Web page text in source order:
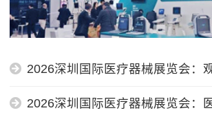
2026深圳国际医疗器械展览会：
2026深圳国际医疗器械展览会：